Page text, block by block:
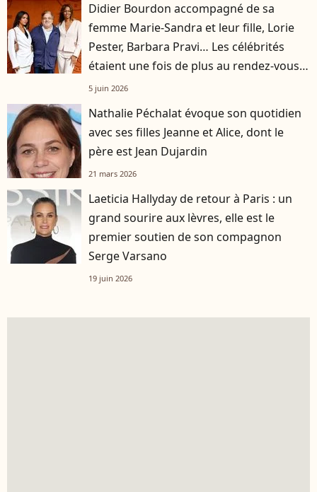
Didier Bourdon accompagné de sa
femme Marie-Sandra et leur fille, Lorie
Pester, Barbara Pravi… Les célébrités
étaient une fois de plus au rendez-vous à
Roland-Garros
5 juin 2026
Nathalie Péchalat évoque son quotidien
avec ses filles Jeanne et Alice, dont le
père est Jean Dujardin
21 mars 2026
Laeticia Hallyday de retour à Paris : un
grand sourire aux lèvres, elle est le
premier soutien de son compagnon
Serge Varsano
19 juin 2026